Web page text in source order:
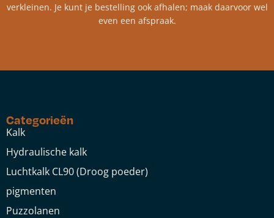
verkleinen. Je kunt je bestelling ook afhalen; maak daarvoor wel
even een afspraak.
Categorieën
Kalk
Hydraulische kalk
Luchtkalk CL90 (Droog poeder)
pigmenten
Puzzolanen